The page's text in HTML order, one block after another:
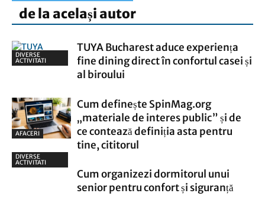
de la același autor
DIVERSE
ACTIVITATI
TUYA Bucharest aduce experiența
fine dining direct în confortul casei și
al biroului
AFACERI
Cum definește SpinMag.org
„materiale de interes public” și de
ce contează definiția asta pentru
tine, cititorul
DIVERSE
ACTIVITATI
Cum organizezi dormitorul unui
senior pentru confort și siguranță